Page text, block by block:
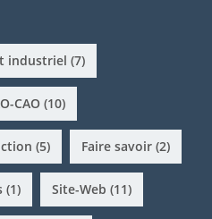
industriel (7)
CAO (10)
(5) Faire savoir (2)
(1) Site-Web (11)